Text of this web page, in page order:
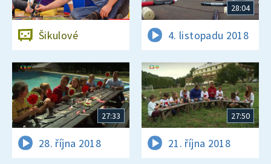
Šikulové
28:04
4. listopadu 2018
27:33
28. října 2018
27:50
21. října 2018